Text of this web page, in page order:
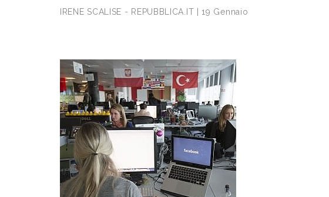
IRENE SCALISE - REPUBBLICA.IT | 19 Gennaio